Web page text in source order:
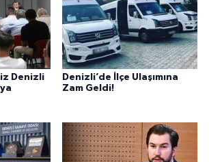
Denizli
Denizli’de İlçe Ulaşımına
Zam Geldi!